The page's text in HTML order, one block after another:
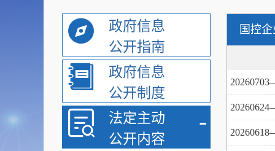
政府信息
公开指南
政府信息
公开制度
法定主动
公开内容
-
国控